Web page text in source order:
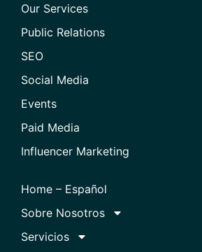
Our Services
Public Relations
SEO
Social Media
Events
Paid Media
Influencer Marketing
Home – Español
Sobre Nosotros
Servicios